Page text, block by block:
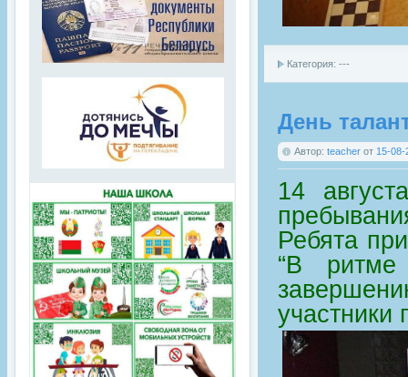
Категория: ---
День
Автор: teacher от 15-08-
14
Ребята
“В ритме
участники